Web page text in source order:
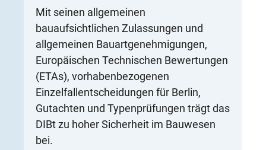
Mit seinen allgemeinen
bauaufsichtlichen Zulassungen und
allgemeinen Bauartgenehmigungen,
Europäischen Technischen Bewertungen
(ETAs), vorhabenbezogenen
Einzelfallentscheidungen für Berlin,
Gutachten und Typenprüfungen trägt das
DIBt zu hoher Sicherheit im Bauwesen
bei.